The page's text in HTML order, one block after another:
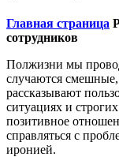
Главная страница
сотрудников
Полжизни мы
случаются
рассказывают
ситуациях и
позитивное
справляться с
иронией.